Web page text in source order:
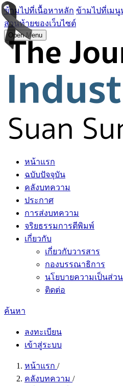
ข้ามไปที่เนื้อหาหลัก ข้ามไปที่เมนู
ส่วนท้ายของเว็บไซต์
Open Menu
หน้าแรก
ฉบับปัจจุบัน
คลังบทความ
ประกาศ
การส่งบทความ
จริยธรรมการตีพิมพ์
เกี่ยวกับ
เกี่ยวกับวารสาร
กองบรรณาธิการ
นโยบายความเป็นส่ว
ติดต่อ
ค้นหา
ลงทะเบียน
เข้าสู่ระบบ
หน้าแรก /
คลังบทความ /